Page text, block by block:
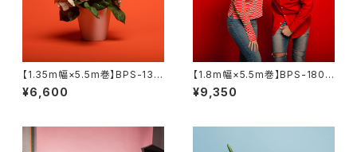
【1.35m幅×5.5m巻】BPS-130
5 全50色 スーペリア背景紙
¥6,600
【1.8m幅×5.5m巻】BPS-1805
全17色 スーペリア背景紙
¥9,350